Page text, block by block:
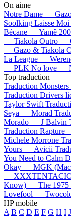
On aime
Notre Dame —
Soolking Laisse
Bécane —Yamê
— Tiakola Outro —
— Gazo & Tiakola
La League —
— PLK No love —
Top traduction
Traduction
Traduction Drivers
Taylor Swift
Seya — Morad
Morado — J Balvin
Traduction Rapture
Michele Morrone
Yours — Avicii
You Need to Calm
Okay — MGK
—
Know) — The 1975
Lovefool —
HP mobile
A B C D E F G H I J